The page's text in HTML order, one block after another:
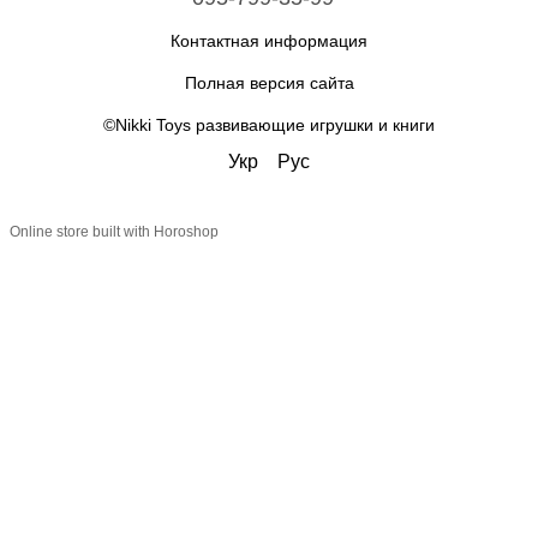
Контактная информация
Полная версия сайта
©Nikki Toys развивающие игрушки и книги
Укр Рус
Online store built with Horoshop